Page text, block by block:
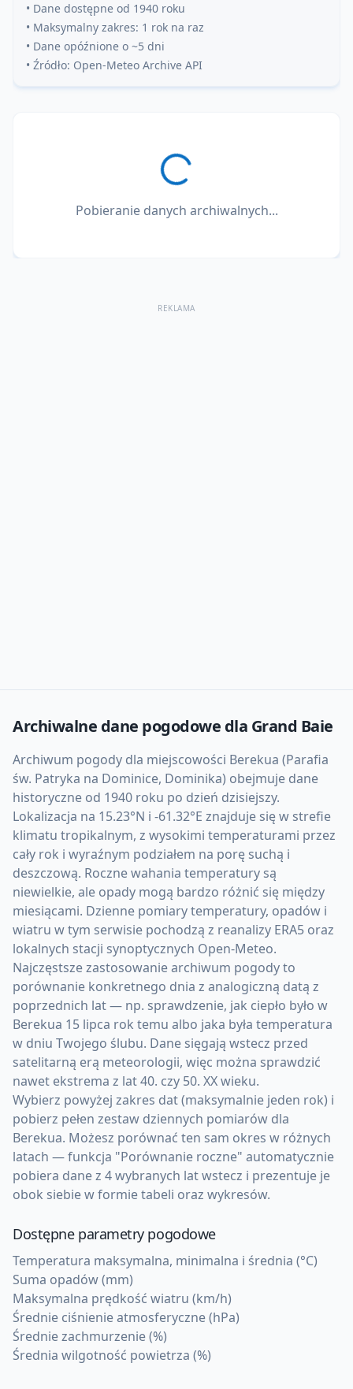
• Dane dostępne od 1940 roku
• Maksymalny zakres: 1 rok na raz
• Dane opóźnione o ~5 dni
• Źródło: Open-Meteo Archive API
Pobieranie danych archiwalnych...
REKLAMA
Archiwalne dane pogodowe dla Grand Baie
Archiwum pogody dla miejscowości Berekua (Parafia
św. Patryka na Dominice, Dominika) obejmuje dane
historyczne od 1940 roku po dzień dzisiejszy.
Lokalizacja na 15.23°N i -61.32°E znajduje się w strefie
klimatu tropikalnym, z wysokimi temperaturami przez
cały rok i wyraźnym podziałem na porę suchą i
deszczową. Roczne wahania temperatury są
niewielkie, ale opady mogą bardzo różnić się między
miesiącami. Dzienne pomiary temperatury, opadów i
wiatru w tym serwisie pochodzą z reanalizy ERA5 oraz
lokalnych stacji synoptycznych Open-Meteo.
Najczęstsze zastosowanie archiwum pogody to
porównanie konkretnego dnia z analogiczną datą z
poprzednich lat — np. sprawdzenie, jak ciepło było w
Berekua 15 lipca rok temu albo jaka była temperatura
w dniu Twojego ślubu. Dane sięgają wstecz przed
satelitarną erą meteorologii, więc można sprawdzić
nawet ekstrema z lat 40. czy 50. XX wieku.
Wybierz powyżej zakres dat (maksymalnie jeden rok) i
pobierz pełen zestaw dziennych pomiarów dla
Berekua. Możesz porównać ten sam okres w różnych
latach — funkcja "Porównanie roczne" automatycznie
pobiera dane z 4 wybranych lat wstecz i prezentuje je
obok siebie w formie tabeli oraz wykresów.
Dostępne parametry pogodowe
Temperatura maksymalna, minimalna i średnia (°C)
Suma opadów (mm)
Maksymalna prędkość wiatru (km/h)
Średnie ciśnienie atmosferyczne (hPa)
Średnie zachmurzenie (%)
Średnia wilgotność powietrza (%)